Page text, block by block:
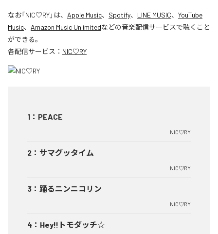
なお「NIC♡RY」は、 Apple Music、 Spotify、 LINE MUSIC、 YouTube
Music、 Amazon Music Unlimitedなどの音楽配信サービスで聴くこと
ができる。
各配信サービス： NIC♡RY
1 ： PEACE
NIC♡RY
2 ： サマグッタイム
NIC♡RY
3 ： 踊るニンニコリン
NIC♡RY
4 ： Hey!!トモダッチ☆